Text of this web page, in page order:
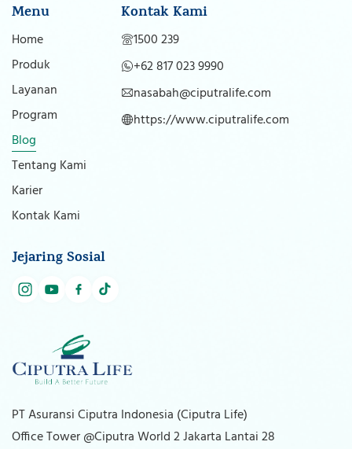
PT Asuransi Ciputra Indonesia (Ciputra Life)
Office Tower @Ciputra World 2 Jakarta Lantai 28
Menu
Home
Produk
Layanan
Program
Blog
Tentang Kami
Karier
Kontak Kami
Kontak Kami
1500 239
+62 817 023 9990
nasabah@ciputralife.com
https://www.ciputralife.com
Jejaring Sosial